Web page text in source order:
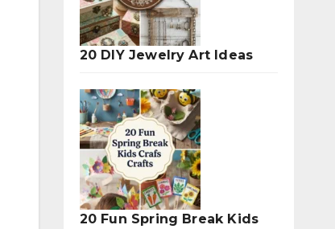
20 DIY Jewelry Art Ideas
20 Fun Spring Break Kids